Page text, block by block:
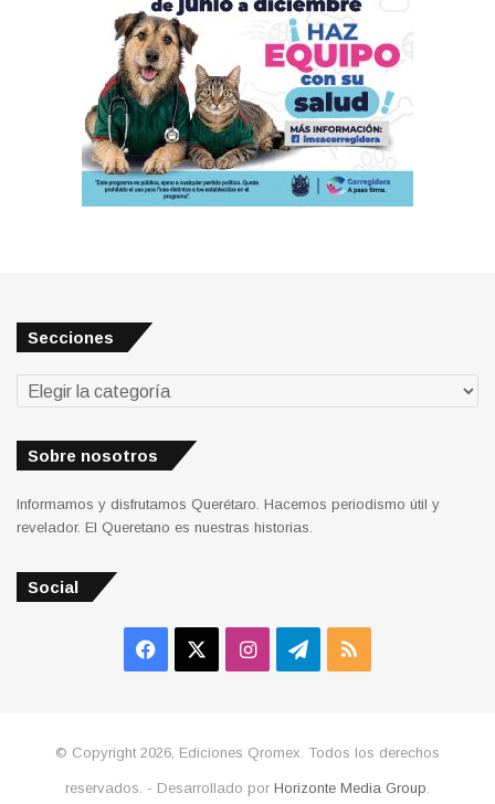
Secciones
Secciones
Sobre nosotros
Informamos y disfrutamos Querétaro. Hacemos periodismo útil y
revelador. El Queretano es nuestras historias.
Social
Facebook InstagramTelegram
RSS
© Copyright 2026, Ediciones Qromex. Todos los derechos
reservados. - Desarrollado por Horizonte Media Group.